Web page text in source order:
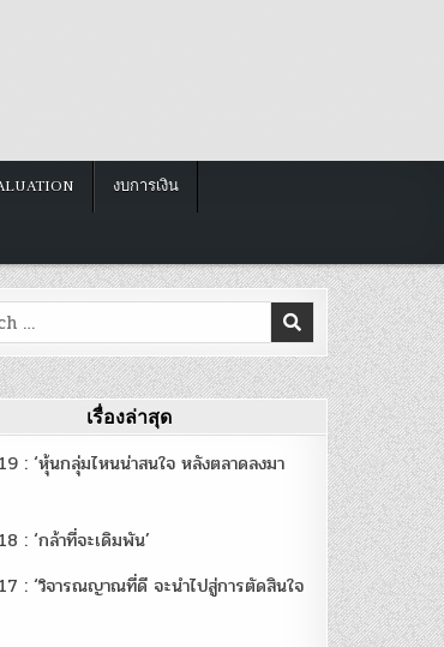
งบการเงิน
เรื่องล่าสุด
: ‘หุ้นกลุ่มไหนน่าสนใจ หลังตลาดลงมา
: ‘กล้าที่จะเดิมพัน’
: ‘วิจารณญาณที่ดี จะนำไปสู่การตัดสินใจ